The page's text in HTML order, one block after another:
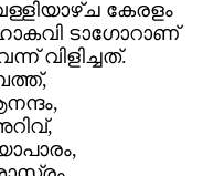
കേരളം
ടാഗോറാണ്
വിളിച്ചത്.